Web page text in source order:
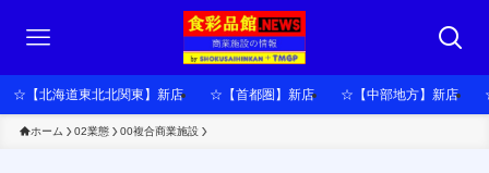
☆【北海道東北北関東】新店 ☆【首都圏】新店 ☆【中部地方】新店
ホーム 02業態 00複合商業施設